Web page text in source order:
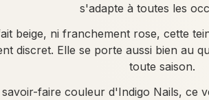
s'adapte à toutes les
beige, ni franchement rose, cette
discret. Elle se porte aussi bien au
toute saison.
savoir-faire couleur d'Indigo Nails, ce